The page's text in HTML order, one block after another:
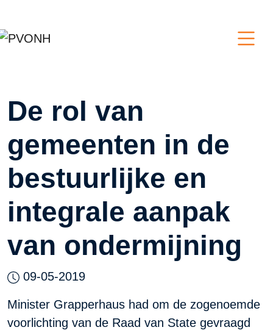
De rol van
gemeenten in de
bestuurlijke en
integrale aanpak
van ondermijning
09-05-2019
Minister Grapperhaus had om de zogenoemde
voorlichting van de Raad van State gevraagd